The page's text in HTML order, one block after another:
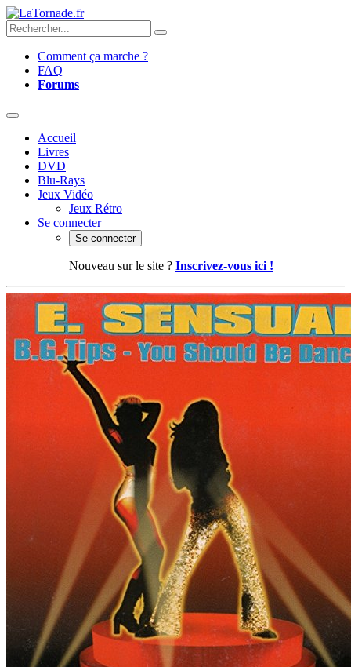
Comment ça marche ?
FAQ
Forums
Accueil
Livres
DVD
Blu-Rays
Jeux Vidéo
Jeux Rétro
Se connecter
Se connecter
Nouveau sur le site ? Inscrivez-vous ici !